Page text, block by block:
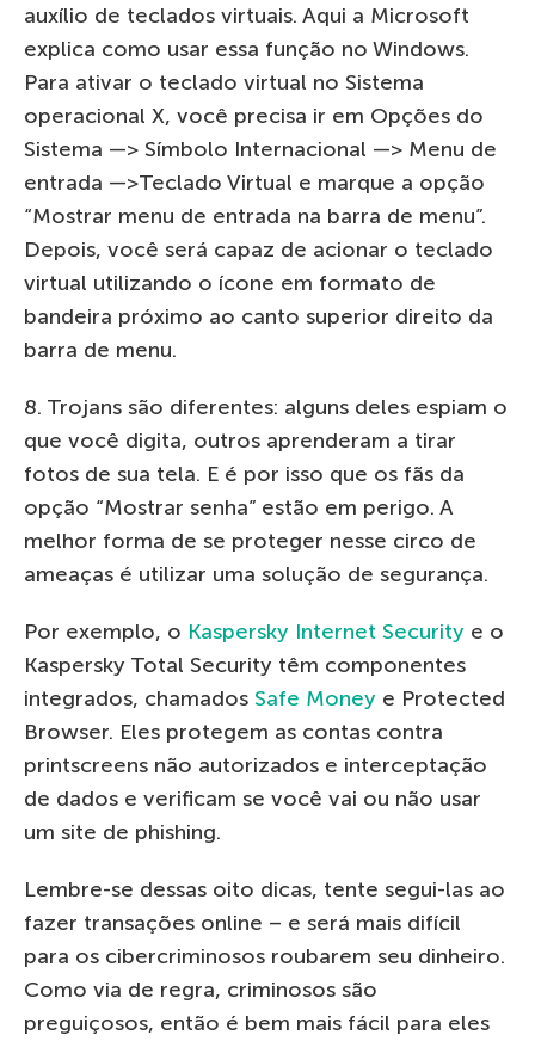
auxílio de teclados virtuais. Aqui a Microsoft
explica como usar essa função no Windows.
Para ativar o teclado virtual no Sistema
operacional X, você precisa ir em Opções do
Sistema —> Símbolo Internacional —> Menu de
entrada —>Teclado Virtual e marque a opção
“Mostrar menu de entrada na barra de menu”.
Depois, você será capaz de acionar o teclado
virtual utilizando o ícone em formato de
bandeira próximo ao canto superior direito da
barra de menu.
8. Trojans são diferentes: alguns deles espiam o
que você digita, outros aprenderam a tirar
fotos de sua tela. E é por isso que os fãs da
opção “Mostrar senha” estão em perigo. A
melhor forma de se proteger nesse circo de
ameaças é utilizar uma solução de segurança.
Por exemplo, o Kaspersky Internet Security e o
Kaspersky Total Security têm componentes
integrados, chamados Safe Money e Protected
Browser. Eles protegem as contas contra
printscreens não autorizados e interceptação
de dados e verificam se você vai ou não usar
um site de phishing.
Lembre-se dessas oito dicas, tente segui-las ao
fazer transações online – e será mais difícil
para os cibercriminosos roubarem seu dinheiro.
Como via de regra, criminosos são
preguiçosos, então é bem mais fácil para eles